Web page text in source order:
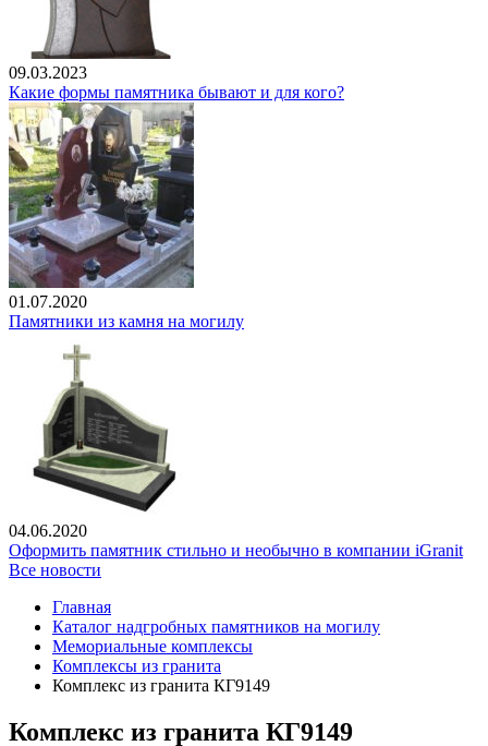
09.03.2023
Какие формы памятника бывают и для кого?
01.07.2020
Памятники из камня на могилу
04.06.2020
Оформить памятник стильно и необычно в компании iGranit
Все новости
Главная
Каталог надгробных памятников на могилу
Мемориальные комплексы
Комплексы из гранита
Комплекс из гранита КГ9149
Комплекс из гранита КГ9149